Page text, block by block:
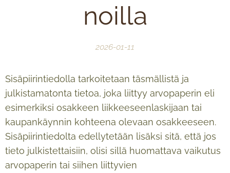
noilla
2026-01-11
Sisäpiirintiedolla tarkoitetaan täsmällistä ja
julkistamatonta tietoa, joka liittyy arvopaperin eli
esimerkiksi osakkeen liikkeeseenlaskijaan tai
kaupankäynnin kohteena olevaan osakkeeseen.
Sisäpiirintiedolta edellytetään lisäksi sitä, että jos
tieto julkistettaisiin, olisi sillä huomattava vaikutus
arvopaperin tai siihen liittyvien